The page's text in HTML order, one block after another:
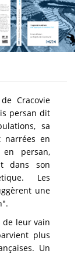
Cracovie
persan dit
sa
narrées en
persan,
dans son
Les
une
de leur vain
plus
Un